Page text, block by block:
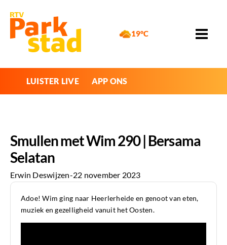
19°C
LUISTER LIVE APP ONS
Smullen met Wim 290 | Bersama
Selatan
Erwin Deswijzen-22 november 2023
Adoe! Wim ging naar Heerlerheide en genoot van eten,
muziek en gezelligheid vanuit het Oosten.